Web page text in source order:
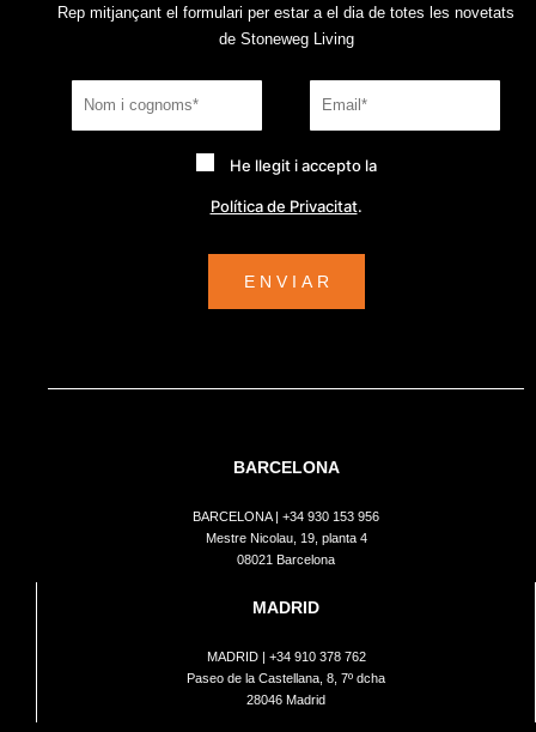
Rep mitjançant el formulari per estar a el dia de totes les novetats
de Stoneweg Living
He llegit i accepto la
Política de Privacitat.
BARCELONA
BARCELONA | +34 930 153 956
Mestre Nicolau, 19, planta 4
08021 Barcelona
MADRID
MADRID | +34 910 378 762
Paseo de la Castellana, 8, 7º dcha
28046 Madrid